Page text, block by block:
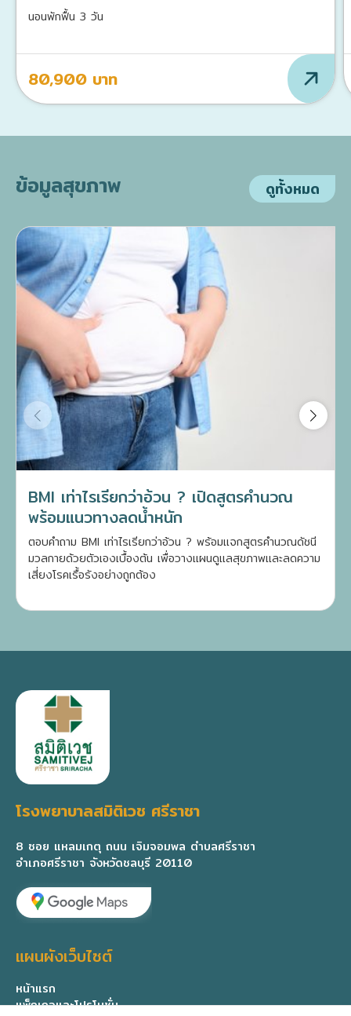
นอนพักฟื้น 3 วัน
80,900 บาท
ข้อมูลสุขภาพ ดูทั้งหมด
BMI เท่าไรเรียกว่าอ้วน ? เปิดสูตรคำนวณ
พร้อมแนวทางลดน้ำหนัก
ตอบคำถาม BMI เท่าไรเรียกว่าอ้วน ? พร้อมแจกสูตรคำนวณดัชนี
มวลกายด้วยตัวเองเบื้องต้น เพื่อวางแผนดูแลสุขภาพและลดความ
เสี่ยงโรคเรื้อรังอย่างถูกต้อง
โรงพยาบาลสมิติเวช ศรีราชา
8 ซอย แหลมเกตุ ถนน เจิมจอมพล ตำบลศรีราชา
อำเภอศรีราชา จังหวัดชลบุรี 20110
แผนผังเว็บไซต์
หน้าแรก
แพ็กเกจและโปรโมชั่น